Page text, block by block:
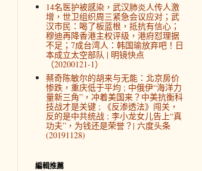
14名医护被感染，武汉肺炎人传人激
增，世卫组织周三紧急会议应对；武
汉市民：喝了板蓝根，抵抗有信心；
穆迪再降香港主权评级，港府怼理据
不足；7成台湾人：韩国瑜放弃吧！日
本成立太空部队 | 明镜快点
（20200121-1）
蔡奇陈敏尔的胡来与无能：北京房价
惨跌，重庆低于平均 ; 中俄伊“海洋力
量新三角”，冲着美国来？中美抗衡科
技战才是关键 ; 《反渗透法》闯关，
反的是中共统战 ; 李小龙女儿告上“真
功夫”，为钱还是荣誉？| 六度头条
(20191128)
編輯推薦